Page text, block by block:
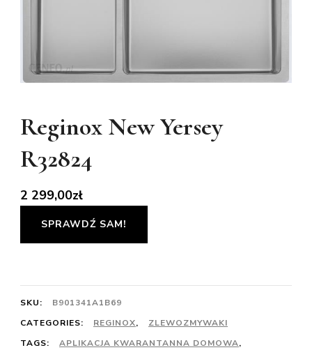
Reginox New Yersey
R32824
2 299,00zł
SPRAWDŹ SAM!
SKU:
B901341A1B69
CATEGORIES:
REGINOX,
ZLEWOZMYWAKI
TAGS:
APLIKACJA KWARANTANNA DOMOWA,